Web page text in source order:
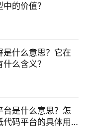
的价值？
是什么意思？它在
么含义？
台是什么意思？怎
代码平台的具体用